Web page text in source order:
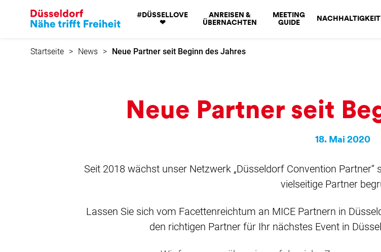
zur
Startseite
#DÜSSELLOVE
❤
ANREISEN &
ÜBERNACHTEN
MEETING
GUIDE
NACHHALTIGKEIT
Startseite News Neue Partner seit Beginn des Jahres
Neue Partner seit
18. Mai 2020
Seit 2018 wächst unser Netzwerk „Düsseldorf Convention
vielseitige Partner
Lassen Sie sich vom Facettenreichtum an MICE Partnern in
den richtigen Partner für Ihr nächstes Event in